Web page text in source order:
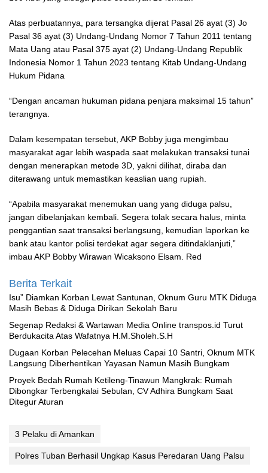
Atas perbuatannya, para tersangka dijerat Pasal 26 ayat (3) Jo
Pasal 36 ayat (3) Undang-Undang Nomor 7 Tahun 2011 tentang
Mata Uang atau Pasal 375 ayat (2) Undang-Undang Republik
Indonesia Nomor 1 Tahun 2023 tentang Kitab Undang-Undang
Hukum Pidana
“Dengan ancaman hukuman pidana penjara maksimal 15 tahun”
terangnya.
Dalam kesempatan tersebut, AKP Bobby juga mengimbau
masyarakat agar lebih waspada saat melakukan transaksi tunai
dengan menerapkan metode 3D, yakni dilihat, diraba dan
diterawang untuk memastikan keaslian uang rupiah.
“Apabila masyarakat menemukan uang yang diduga palsu,
jangan dibelanjakan kembali. Segera tolak secara halus, minta
penggantian saat transaksi berlangsung, kemudian laporkan ke
bank atau kantor polisi terdekat agar segera ditindaklanjuti,”
imbau AKP Bobby Wirawan Wicaksono Elsam. Red
Berita Terkait
‎Isu” Diamkan Korban Lewat Santunan, Oknum Guru MTK Diduga
Masih Bebas & Diduga Dirikan Sekolah Baru
Segenap Redaksi & Wartawan Media Online transpos.id Turut
Berdukacita Atas Wafatnya H.M.Sholeh.S.H
‎Dugaan Korban Pelecehan Meluas Capai 10 Santri, Oknum MTK
Langsung Diberhentikan Yayasan Namun Masih Bungkam
Proyek Bedah Rumah Ketileng-Tinawun Mangkrak: Rumah
Dibongkar Terbengkalai Sebulan, CV Adhira Bungkam Saat
Ditegur Aturan
3 Pelaku di Amankan
Polres Tuban Berhasil Ungkap Kasus Peredaran Uang Palsu